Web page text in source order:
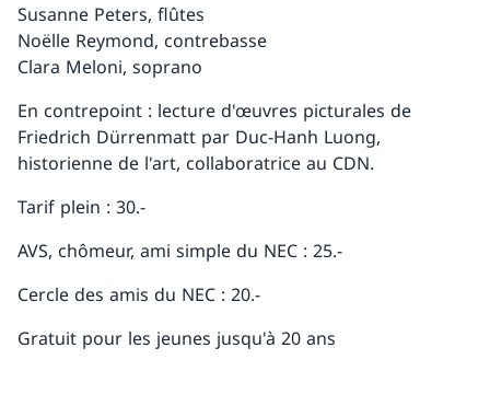
Susanne Peters, flûtes
Noëlle Reymond, contrebasse
Clara Meloni, soprano
En contrepoint : lecture d'œuvres picturales de
Friedrich Dürrenmatt par Duc-Hanh Luong,
historienne de l'art, collaboratrice au CDN.
Tarif plein : 30.-
AVS, chômeur, ami simple du NEC : 25.-
Cercle des amis du NEC : 20.-
Gratuit pour les jeunes jusqu'à 20 ans